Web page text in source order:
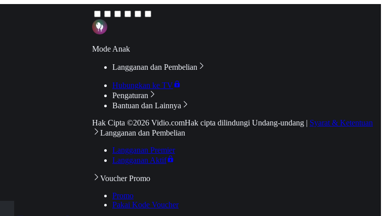
Mode Anak
Langganan dan Pembelian
Hubungkan ke TV
Pengaturan
Bantuan dan Lainnya
Hak Cipta ©2026 Vidio.comHak cipta dilindungi Undang-undang | Syarat & Ketentuan
Langganan dan Pembelian
Langganan Premier
Langganan Aktif
Voucher Promo
Promo
Pakai Kode Voucher